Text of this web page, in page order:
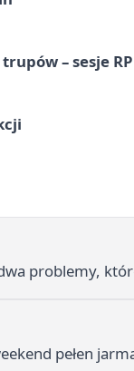
– sesje
problemy,
pełen